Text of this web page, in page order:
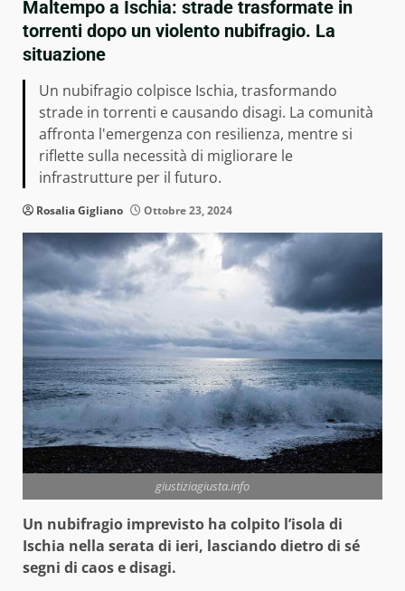
Maltempo a Ischia: strade trasformate in
torrenti dopo un violento nubifragio. La
situazione
Un nubifragio colpisce Ischia, trasformando
strade in torrenti e causando disagi. La comunità
affronta l'emergenza con resilienza, mentre si
riflette sulla necessità di migliorare le
infrastrutture per il futuro.
Rosalia Gigliano Ottobre 23, 2024
giustiziagiusta.info
Un nubifragio imprevisto ha colpito l’isola di
Ischia nella serata di ieri, lasciando dietro di sé
segni di caos e disagi.